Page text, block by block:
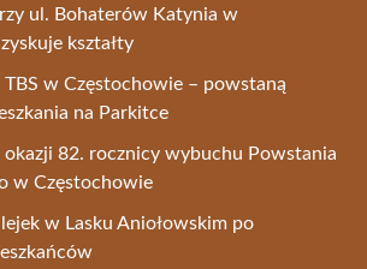
ul. Bohaterów Katynia w
kształty
w Częstochowie – powstaną
na Parkitce
okazji 82. rocznicy wybuchu Powstania
w Częstochowie
w Lasku Aniołowskim po